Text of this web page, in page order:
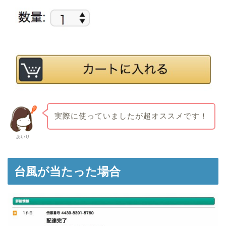
あいり
実際に使っていましたが超オススメです！
台風が当たった場合